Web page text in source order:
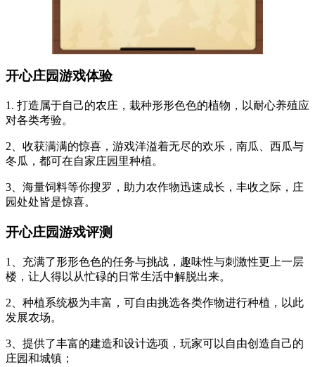
开心庄园游戏体验
1. 打造属于自己的农庄，栽种形形色色的植物，以耐心养殖应
对各类考验。
2、收获满满的惊喜，游戏洋溢着无尽的欢乐，南瓜、西瓜与
冬瓜，都可在自家庄园里种植。
3、海量饲料等你搜罗，助力农作物迅速成长，丰收之际，庄
园处处皆是惊喜。
开心庄园游戏评测
1、充满了形形色色的任务与挑战，趣味性与刺激性更上一层
楼，让人得以从忙碌的日常生活中解脱出来。
2、种植系统极为丰富，可自由挑选各类作物进行种植，以此
发展农场。
3、提供了丰富的建造和设计选项，玩家可以自由创造自己的
庄园和城镇；